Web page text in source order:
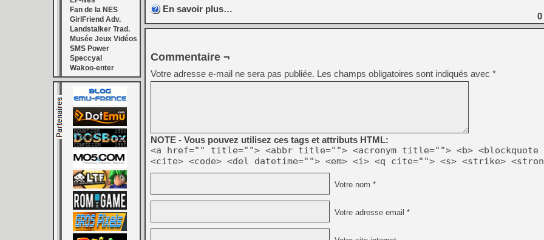
[GK] Crossfire : un TPS à
[LS] [PS5] Premiers
[Mo5] DOOM arrive en
[GK] Bethesda fête les 30
[GK] Roblox : l'action en
[GK] Agenda - GeForce
[GK] Devolver Digital en a
[LS] [PS5] ps5-y2jb-
[GK] Pourquoi Marvel
[GK] Test : Restory : Chill
[GK] GTA 6 : Rockstar
[GK] Un mod transforme
[GK] Diddy Kong Racing,
[Mo5] Les jeux
[Mo5] Le Zombi d’Ubisoft
Fan de la NES
GirlFriend Adv.
Landstalker Trad.
Musée Jeux Vidéos
SMS Power
Speccyal
Wakoo-enter
En savoir plus…
0
Commentaire ¬
Votre adresse e-mail ne sera pas publiée. Les champs obligatoires sont indiqués avec *
NOTE - Vous pouvez utilisez ces tags et attributs HTML:
<a href="" title=""> <abbr title=""> <acronym title=""> <b> <blockquote
<cite> <code> <del datetime=""> <em> <i> <q cite=""> <s> <strike>
Votre nom *
Votre adresse email *